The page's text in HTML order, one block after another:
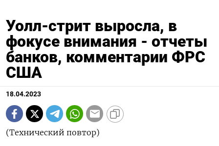
Уолл-стрит выросла, в
фокусе внимания - отчеты
банков, комментарии ФРС
США
18.04.2023
(Технический повтор)